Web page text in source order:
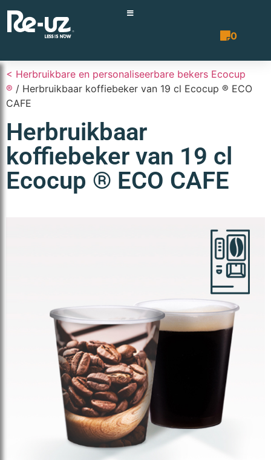
0
< Herbruikbare en personaliseerbare bekers Ecocup
® / Herbruikbaar koffiebeker van 19 cl Ecocup ® ECO
CAFE
Herbruikbaar
koffiebeker van 19 cl
Ecocup ® ECO CAFE